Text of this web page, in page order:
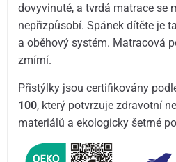
dovyvinuté, a tvrdá matrace se
nepřizpůsobí. Spánek dítěte je
a oběhový systém. Matracová
zmírní.
Přistýlky jsou certifikovány
100, který potvrzuje zdravotní
materiálů a ekologicky šetrné